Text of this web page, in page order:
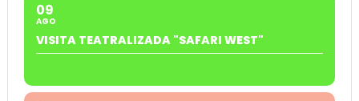
09
AGO
VISITA TEATRALIZADA "SAFARI WEST"